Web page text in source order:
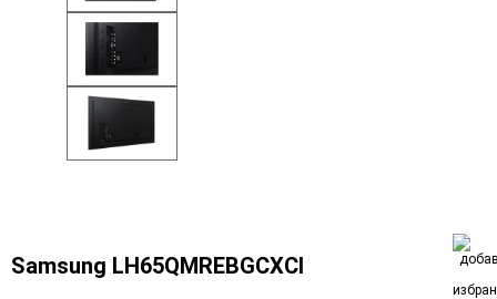
Samsung LH65QMREBGCXCI